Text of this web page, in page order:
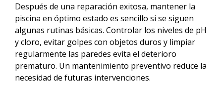
Después de una reparación exitosa, mantener la
piscina en óptimo estado es sencillo si se siguen
algunas rutinas básicas. Controlar los niveles de pH
y cloro, evitar golpes con objetos duros y limpiar
regularmente las paredes evita el deterioro
prematuro. Un mantenimiento preventivo reduce la
necesidad de futuras intervenciones.